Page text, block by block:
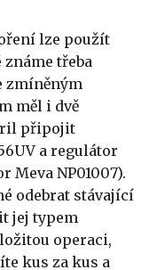
lze použít
třeba
zmíněným
měl i dvě
připojit
a regulátor
Meva NP01007).
odebrat stávající
jej typem
operaci,
kus za kus a